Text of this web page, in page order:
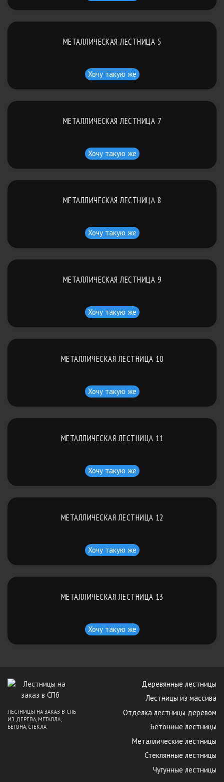
МЕТАЛЛИЧЕСКАЯ ЛЕСТНИЦА 5
Хочу такую же
МЕТАЛЛИЧЕСКАЯ ЛЕСТНИЦА 7
Хочу такую же
МЕТАЛЛИЧЕСКАЯ ЛЕСТНИЦА 8
Хочу такую же
МЕТАЛЛИЧЕСКАЯ ЛЕСТНИЦА 9
Хочу такую же
МЕТАЛЛИЧЕСКАЯ ЛЕСТНИЦА 10
Хочу такую же
МЕТАЛЛИЧЕСКАЯ ЛЕСТНИЦА 11
Хочу такую же
МЕТАЛЛИЧЕСКАЯ ЛЕСТНИЦА 12
Хочу такую же
МЕТАЛЛИЧЕСКАЯ ЛЕСТНИЦА 13
Хочу такую же
ЛЕСТНИЦЫ НА ЗАКАЗ В СПБ
ИЗ ДЕРЕВА, МЕТАЛЛА,
БЕТОНА, СТЕКЛА
Деревянные лестницы
Лестницы из массива
Отделка лестницы деревом
Бетонные лестницы
Металлические лестницы
Стеклянные лестницы
Чугунные лестницы